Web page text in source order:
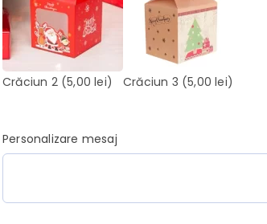
Crăciun 2(5,00 lei) Crăciun 3 (5,00 lei)
Personalizare mesaj